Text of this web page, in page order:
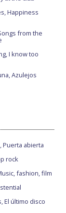
Happiness
from the
I know too
Azulejos
Puerta abierta
rock
fashion, film
El último disco